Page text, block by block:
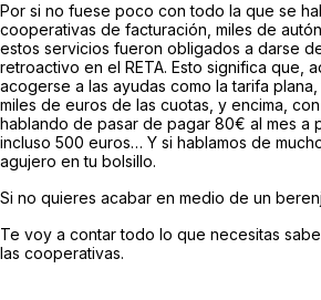
Por si no fuese poco con todo la que se
cooperativas de facturación, miles de
estos servicios fueron obligados a darse
retroactivo en el RETA. Esto significa que,
acogerse a las ayudas como la tarifa
miles de euros de las cuotas, y encima,
hablando de pasar de pagar 80€ al mes a
incluso 500 euros… Y si hablamos de
agujero en tu bolsillo.
Si no quieres acabar en medio de un
Te voy a contar todo lo que necesitas
las cooperativas.